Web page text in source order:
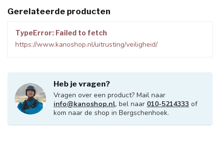
Gerelateerde producten
TypeError: Failed to fetch
https://www.kanoshop.nl/uitrusting/veiligheid/
Heb je vragen?
Vragen over een product? Mail naar
info@kanoshop.nl, bel naar 010-5214333 of
kom naar de shop in Bergschenhoek.